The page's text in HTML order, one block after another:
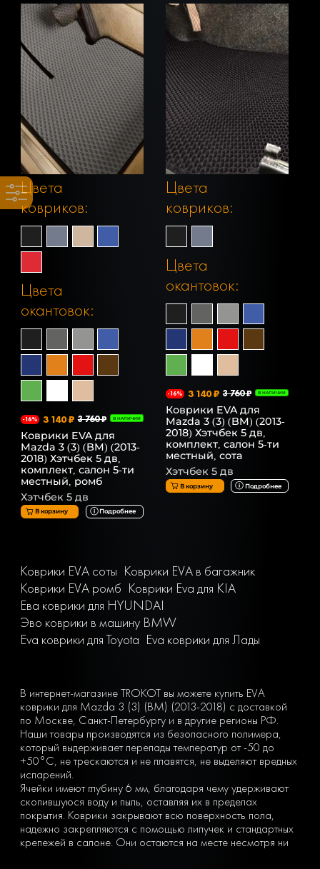
Цвета
ковриков:
Цвета
окантовок:
-16% 3 140 ₽ 3 760 ₽ В НАЛИЧИИ
Коврики EVA для
Mazda 3 (3) (BM) (2013-
2018) Хэтчбек 5 дв,
комплект, салон 5-ти
местный, ромб
Хэтчбек 5 дв
В корзину Подробнее
Цвета
ковриков:
Цвета
окантовок:
-16% 3 140 ₽ 3 760 ₽ В НАЛИЧИИ
Коврики EVA для
Mazda 3 (3) (BM) (2013-
2018) Хэтчбек 5 дв,
комплект, салон 5-ти
местный, сота
Хэтчбек 5 дв
В корзину Подробнее
Коврики EVA соты Коврики EVA в багажник
Коврики EVA ромб Коврики Eva для KIA
Ева коврики для HYUNDAI
Эво коврики в машину BMW
Eva коврики для Toyota Eva коврики для Лады
В интернет-магазине TROKOT вы можете купить EVA
коврики для Mazda 3 (3) (BM) (2013-2018) с доставкой
по Москве, Санкт-Петербургу и в другие регионы РФ.
Наши товары производятся из безопасного полимера,
который выдерживает перепады температур от -50 до
+50°С, не трескаются и не плавятся, не выделяют вредных
испарений.
Ячейки имеют глубину 6 мм, благодаря чему удерживают
скопившуюся воду и пыль, оставляя их в пределах
покрытия. Коврики закрывают всю поверхность пола,
надежно закрепляются с помощью липучек и стандартных
крепежей в салоне. Они остаются на месте несмотря ни